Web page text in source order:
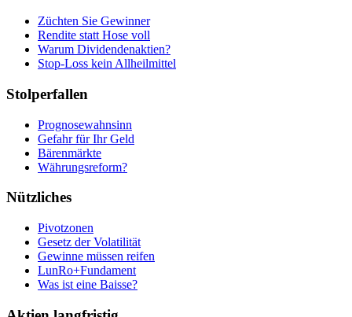
Züchten Sie Gewinner
Rendite statt Hose voll
Warum Dividendenaktien?
Stop-Loss kein Allheilmittel
Stolperfallen
Prognosewahnsinn
Gefahr für Ihr Geld
Bärenmärkte
Währungsreform?
Nützliches
Pivotzonen
Gesetz der Volatilität
Gewinne müssen reifen
LunRo+Fundament
Was ist eine Baisse?